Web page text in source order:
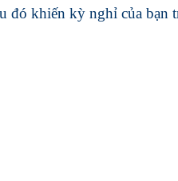
khiến kỳ nghỉ của bạn